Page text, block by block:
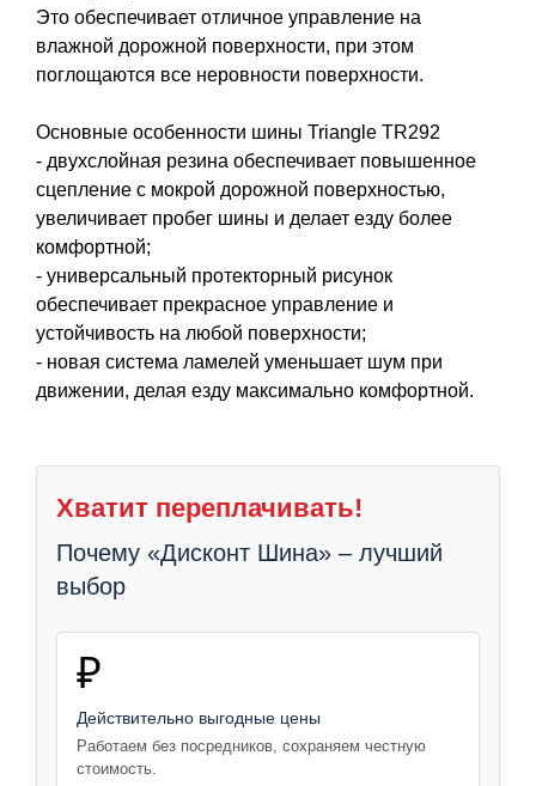
Это обеспечивает отличное управление на
влажной дорожной поверхности, при этом
поглощаются все неровности поверхности.
Основные особенности шины Triangle TR292
- двухслойная резина обеспечивает повышенное
сцепление с мокрой дорожной поверхностью,
увеличивает пробег шины и делает езду более
комфортной;
- универсальный протекторный рисунок
обеспечивает прекрасное управление и
устойчивость на любой поверхности;
- новая система ламелей уменьшает шум при
движении, делая езду максимально комфортной.
Хватит переплачивать!
Почему «Дисконт Шина» – лучший
выбор
₽
Действительно выгодные цены
Работаем без посредников, сохраняем честную
стоимость.